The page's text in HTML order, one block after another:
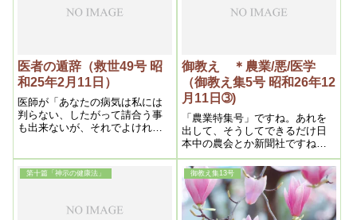
医者の遁辞（救世49号 昭
和25年2月11日）
医師が「あなたの病気は私には
判らない、したがって請合う事
も出来ないが、それでよければ
あるからである
御教え ＊農業/悪/医学
（御教え集5号 昭和26年12
月11日➂)
「農業特集号」ですね。あれを
出して、そうしてできるだけ日
本中の農会とか新聞社ですね。
国会議員だとか、そう言う方面
に配ろうと思う。そしてできる
だけ早く目を醒まさせなかった
ら、下手へたにまごつくと米が
減産して来ます
第十篇「神示の健康法」 御教え集13号